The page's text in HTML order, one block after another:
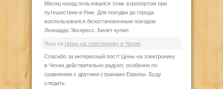
Месяц назад пользовался этим аэропортом при
путешествии в Рим. Для поездки до города
воспользовался безостановочным поездом
Леонардо Экспресс. Билет купил
Яша на Цены на электронику в Чехии
Спасибо за интересный пост! Цены на электронику
в Чехии действительно радуют, особенно по
сравнению с другими странами Европы. Буду
следить